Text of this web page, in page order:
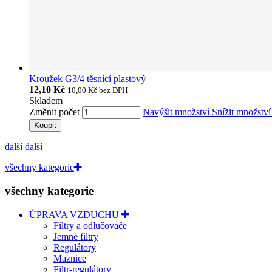
Kroužek G3/4 těsnící plastový
12,10 Kč 10,00 Kč bez DPH
Skladem
Změnit počet
Navýšit množství Snížit
Koupit
další další
všechny kategorie
všechny kategorie
ÚPRAVA VZDUCHU
Filtry a odlučovače
Jemné filtry
Regulátory
Maznice
Filtr-regulátory